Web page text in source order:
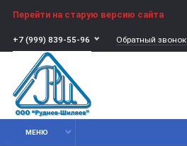
Перейти на старую версию сайта
+7 (999) 839-55-96 Обратный звонок
МЕНЮ